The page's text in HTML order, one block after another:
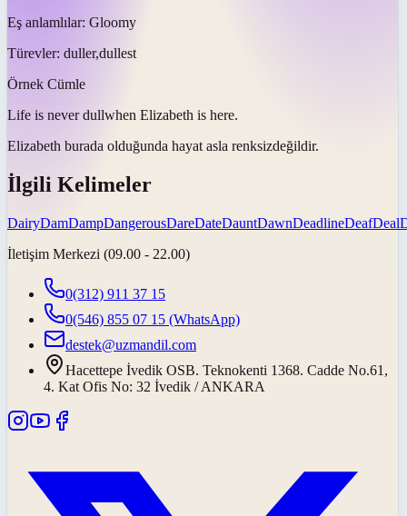
Eş anlamlılar: Gloomy
Türevler: duller,dullest
Örnek Cümle
Life is never dullwhen Elizabeth is here.
Elizabeth burada olduğunda hayat asla renksizdeğildir.
İlgili Kelimeler
DairyDamDampDangerousDareDateDauntDawnDeadlineDeafDeal
İletişim Merkezi (09.00 - 22.00)
0(312) 911 37 15
0(546) 855 07 15 (WhatsApp)
destek@uzmandil.com
Hacettepe İvedik OSB. Teknokenti 1368. Cadde No.61,
4. Kat Ofis No: 32 İvedik / ANKARA